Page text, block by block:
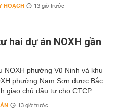
HOẠCH 13 giờ trước
hai dự án NOXH gần
NOXH phường Vũ Ninh và khu
phường Nam Sơn được Bắc
giao chủ đầu tư cho CTCP...
13 giờ trước